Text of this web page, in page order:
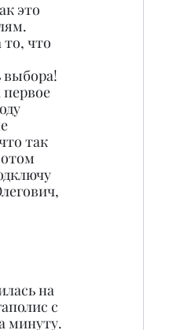
это
что
так
на
с
минуту.